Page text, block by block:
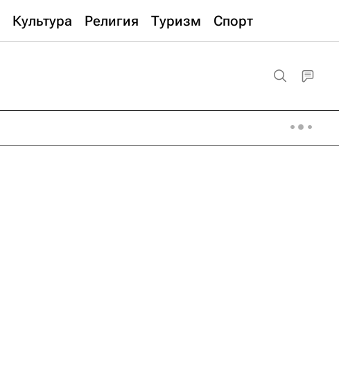
Культура Религия Туризм Спорт